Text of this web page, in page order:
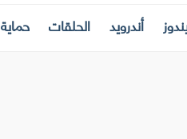
أندرويد الحلقات حماية